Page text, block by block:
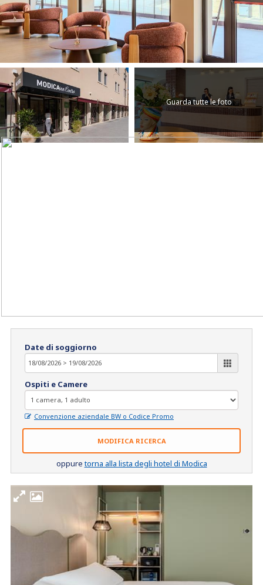
Guarda tutte le foto
Date di soggiorno
Ospiti e Camere
Convenzione aziendale BW o Codice Promo
MODIFICA RICERCA
oppuretorna alla lista degli hotel di Modica